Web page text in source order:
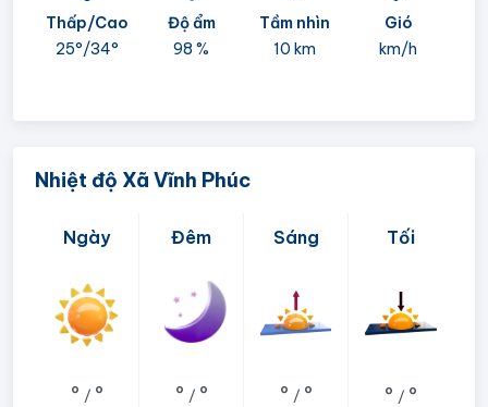
Thấp/Cao
25°/34°
Độ ẩm
98 %
Tầm nhìn
10 km
Gió
km/h
Nhiệt độ Xã Vĩnh Phúc
Ngày
° / °
Đêm
° / °
Sáng
° / °
Tối
° / °